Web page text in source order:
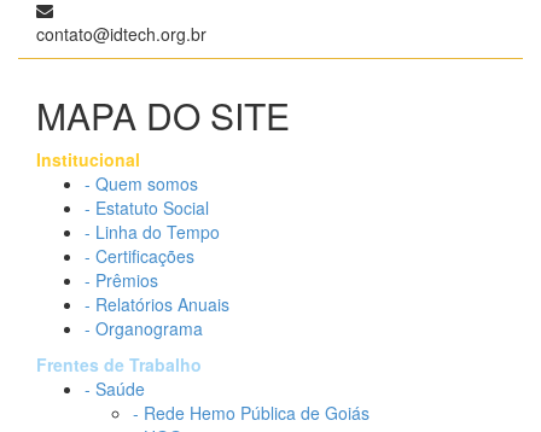
contato@idtech.org.br
MAPA DO SITE
Institucional
- Quem somos
- Estatuto Social
- Linha do Tempo
- Certificações
- Prêmios
- Relatórios Anuais
- Organograma
Frentes de Trabalho
- Saúde
- Rede Hemo Pública de Goiás